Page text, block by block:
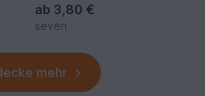
ab 3,80 €
seven
mehr